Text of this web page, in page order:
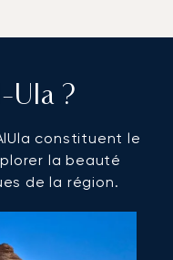
Ula ?
constituent le
la beauté
de la région.